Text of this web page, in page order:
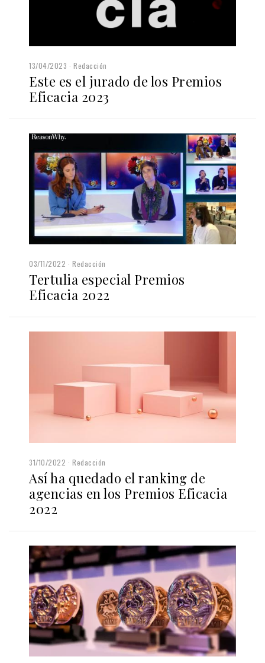
13/04/2023 Redacción
Este es el jurado de los Premios
Eficacia 2023
03/11/2022 Redacción
Tertulia especial Premios
Eficacia 2022
31/10/2022 Redacción
Así ha quedado el ranking de
agencias en los Premios Eficacia
2022